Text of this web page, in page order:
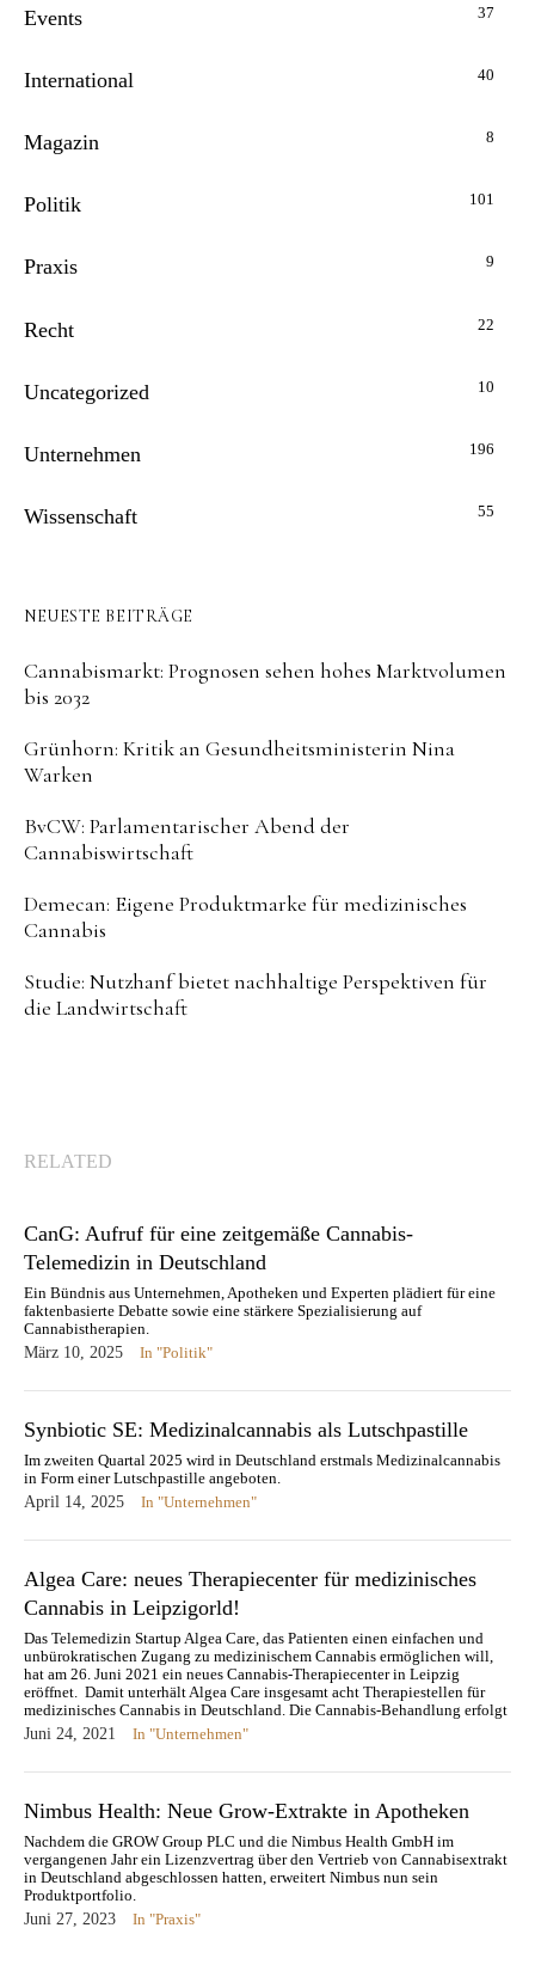
Events 37
International 40
Magazin 8
Politik 101
Praxis 9
Recht 22
Uncategorized 10
Unternehmen 196
Wissenschaft 55
NEUESTE BEITRÄGE
Cannabismarkt: Prognosen sehen hohes Marktvolumen
bis 2032
Grünhorn: Kritik an Gesundheitsministerin Nina
Warken
BvCW: Parlamentarischer Abend der
Cannabiswirtschaft
Demecan: Eigene Produktmarke für medizinisches
Cannabis
Studie: Nutzhanf bietet nachhaltige Perspektiven für
die Landwirtschaft
RELATED
CanG: Aufruf für eine zeitgemäße Cannabis-
Telemedizin in Deutschland
Ein Bündnis aus Unternehmen, Apotheken und Experten plädiert für eine
faktenbasierte Debatte sowie eine stärkere Spezialisierung auf
Cannabistherapien.
März 10, 2025
In "Politik"
Synbiotic SE: Medizinalcannabis als Lutschpastille
Im zweiten Quartal 2025 wird in Deutschland erstmals Medizinalcannabis
in Form einer Lutschpastille angeboten.
April 14, 2025
In "Unternehmen"
Algea Care: neues Therapiecenter für medizinisches
Cannabis in Leipzigorld!
Das Telemedizin Startup Algea Care, das Patienten einen einfachen und
unbürokratischen Zugang zu medizinischem Cannabis ermöglichen will,
hat am 26. Juni 2021 ein neues Cannabis-Therapiecenter in Leipzig
eröffnet. Damit unterhält Algea Care insgesamt acht Therapiestellen für
medizinisches Cannabis in Deutschland. Die Cannabis-Behandlung erfolgt
an den Standorten durch speziell geschulte und…
Juni 24, 2021 In "Unternehmen"
Nimbus Health: Neue Grow-Extrakte in Apotheken
Nachdem die GROW Group PLC und die Nimbus Health GmbH im
vergangenen Jahr ein Lizenzvertrag über den Vertrieb von Cannabisextrakt
in Deutschland abgeschlossen hatten, erweitert Nimbus nun sein
Produktportfolio.
Juni 27, 2023
In "Praxis"